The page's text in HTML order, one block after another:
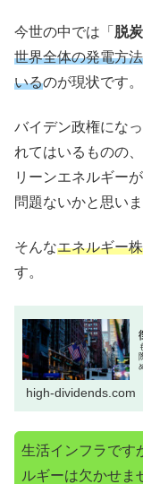
今世の中では「 脱
世界全体の発電方
いるのが現状です。
バイデン政権にな
れてはいるものの
リーンエネルギー
問題ないかと思いま
そんなエネルギー
す。
high-dividends.com
生活インフラです
ルギーは欠かせま